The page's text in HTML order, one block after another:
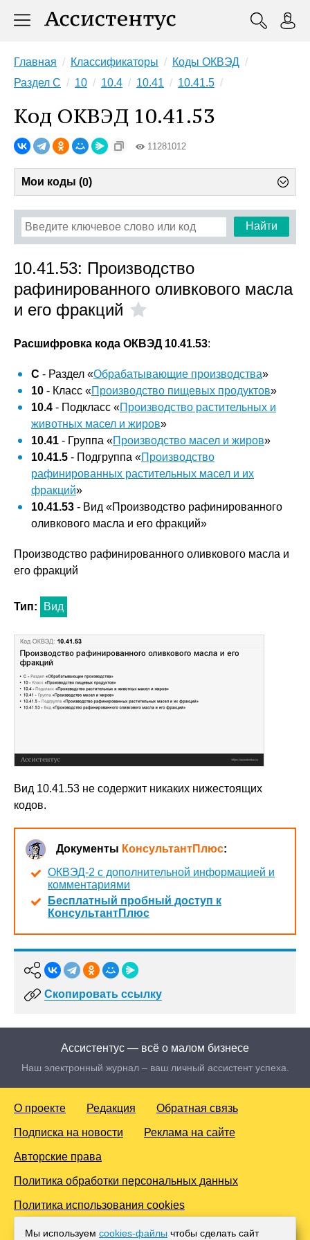
Главная Классификаторы
Коды ОКВЭД
Раздел C
10 10.4 10.41 10.41.5
Код ОКВЭД 10.41.53
11281012
Мои коды (0)
Найти
10.41.53: Производство
рафинированного оливкового масла
и его фракций
Расшифровка кода ОКВЭД 10.41.53:
C - Раздел «Обрабатывающие производства»
10 - Класс «Производство пищевых продуктов»
10.4 - Подкласс «Производство растительных и
животных масел и жиров»
10.41 - Группа «Производство масел и жиров»
10.41.5 - Подгруппа «Производство
рафинированных растительных масел и их
фракций»
10.41.53 - Вид «Производство рафинированного
оливкового масла и его фракций»
Производство рафинированного оливкового масла и
его фракций
Тип: Вид
Вид 10.41.53 не содержит никаких нижестоящих
кодов.
Документы КонсультантПлюс:
ОКВЭД-2 с дополнительной информацией и
комментариями
Бесплатный пробный доступ к
КонсультантПлюс
Скопировать ссылку
Ассистентус — всё о малом бизнесе
Наш электронный журнал – ваш личный ассистент успеха.
О проекте Редакция Обратная связь
Подписка на новости Реклама на сайте
Авторские права
Политика обработки персональных данных
Политика использования cookies
© 2016-2026 Все права защищены. Для лиц старше 18 лет.
Мы используем cookies-файлы чтобы сделать сайт